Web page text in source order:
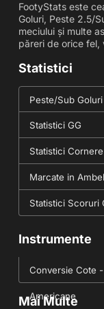
FootyStats este
Goluri, Peste 2.5/
meciului și multe
păreri de orice fel,
Statistici
Peste/Sub Goluri
Statistici GG
Statistici Cornere
Marcate in
Statistici Scoruri
Instrumente
Conversie Cote
Americane
Mai Multe